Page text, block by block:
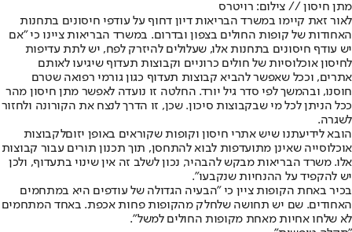
מתן חיסון // צילום: רויטרס
לאור זאת קיימו במשרד הבריאות דיון דחוף על עודפי חיסונים בתחנות
האחודות של קופות החולים בצפון ובדרום. במשרד הבריאות ציינו כי "אם
יש עודף חיסונים בתחנות אלו, שעלולים להיזרק לפח, יש לתת עדיפות
לחיסון אוכלוסיות של חולים כרוניים וקבוצות תעדוף שיגיעו לאותם
אתרים, וככל שאפשר להביא קבוצות תעדוף כגון גורמי רפואה שטרם
חוסנו, ובהמשך לפי סדר גיל יורד. החלטה זו נועדה לאפשר מתן חיסון מהר
ככל הניתן לכל מי שבקבוצות סיכון. שכן, זו הדרך לנצח את הקורונה ולחזור
לשגרה.
הובא לידיעתנו שיש אתרי חיסון וקופות שקוראים באופן יזוםלקבוצות
אוכלוסייה שאינן מתועדפות לבוא להתחסן, תוך תכנון תורים עבור קבוצות
אלו. משרד הבריאות מבקש להבהיר, נכון לשלב זה אין שינוי בתעדוף, ולכן
יש להקפיד על ההנחיות שנקבעו".
בכיר באחת הקופות ציין כי "הבעיה הגדולה של עודפים היא במתחמים
האחודים. שם יש תחושה שלחלק מהקופות פחות אכפת. באחד המתחמים
לא שלחו אחיות מאחת מקופות החולים למשל".